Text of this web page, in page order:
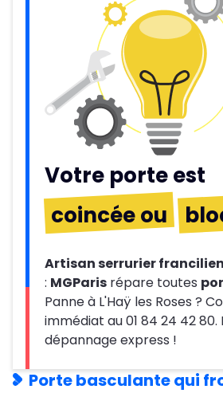
Votre porte est
coincée ou
Artisan serrurier francilien
: MGParis répare toutes
Panne à L'Haÿ les Roses ?
immédiat au 01 84 24 42
dépannage express !
Porte basculante qui